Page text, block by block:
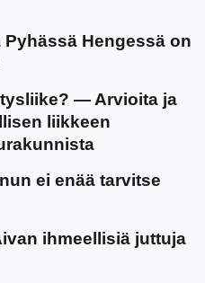
Hengessä on
— Arvioita ja
liikkeen
ei enää tarvitse
ihmeellisiä juttuja